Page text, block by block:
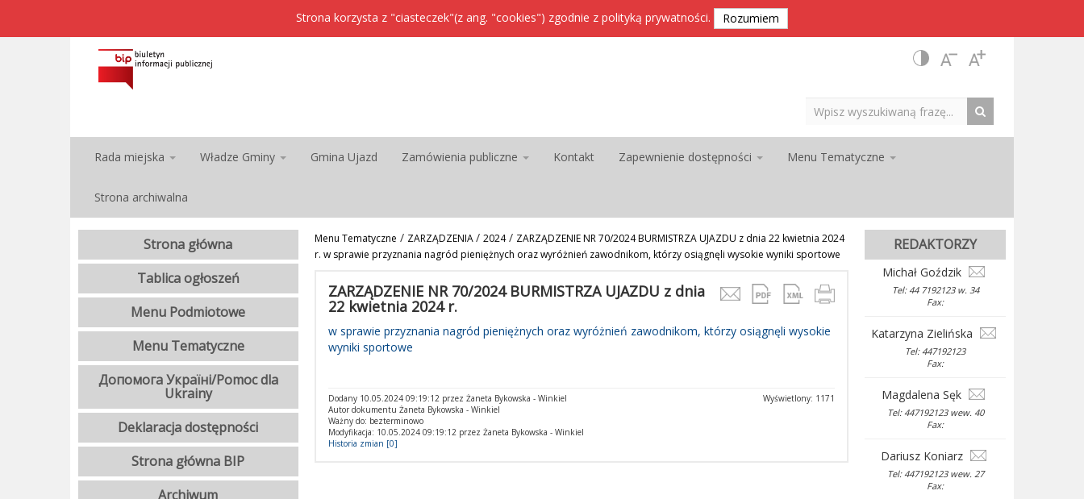
Strona korzysta z "ciasteczek"(z ang. "cookies") zgodnie z polityką prywatności. Rozumiem
Rada miejska Władze Gminy Gmina Ujazd Zamówienia publiczne Kontakt Zapewnienie dostępności Menu Tematyczne
Strona archiwalna
Menu Tematyczne / ZARZĄDZENIA/ 2024/ ZARZĄDZENIE NR 70/2024 BURMISTRZA UJAZDU z dnia 22 kwietnia 2024
r. w sprawie przyznania nagród pieniężnych oraz wyróżnień zawodnikom, którzy osiągnęli wysokie wyniki sportowe
ZARZĄDZENIE NR 70/2024 BURMISTRZA UJAZDU z dnia
22 kwietnia 2024 r.
w sprawie przyznania nagród pieniężnych oraz wyróżnień zawodnikom, którzy osiągnęli wysokie
wyniki sportowe
Wyświetlony: 1171
Dodany 10.05.2024 09:19:12 przez Żaneta Bykowska - Winkiel
Autor dokumentu Żaneta Bykowska - Winkiel
Ważny do: bezterminowo
Modyfikacja: 10.05.2024 09:19:12 przez Żaneta Bykowska - Winkiel
Historia zmian [0]
Strona główna
Tablica ogłoszeń
Menu Podmiotowe
Menu Tematyczne
Допомога Україні/Pomoc dla
Ukrainy
Deklaracja dostępności
Strona główna BIP
Archiwum
REDAKTORZY
Michał Goździk
Tel: 44 7192123 w. 34
Fax:
Katarzyna Zielińska
Tel: 447192123
Fax:
Magdalena Sęk
Tel: 447192123 wew. 40
Fax:
Dariusz Koniarz
Tel: 447192123 wew. 27
Fax: